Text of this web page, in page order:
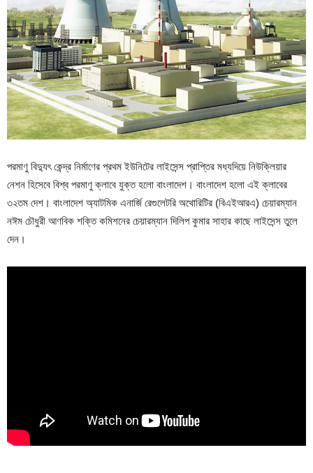
পরমাণু বিদ্যুৎ কেন্দ্র নির্মাণের প্রথম ইউনিটের লাইসেন্স প্রাপ্তির মধ্যদিয়ে নিউক্লিয়ার
নেশন হিসেবে বিশ্ব পরমাণু ক্লাবে যুক্ত হলো বাংলাদেশ। বাংলাদেশ হলো এই ক্লাবের
৩২তম দেশ। বাংলাদেশ অ্যাটমিক এনার্জি রেগুলেটরি অথোরিটির (বিএইআরএ) চেয়ারম্যান
নঈম চৌধুরী আণবিক শক্তি কমিশনের চেয়ারম্যান দিলিপ কুমার সাহার কাছে লাইসেন্স তুলে
দেন।